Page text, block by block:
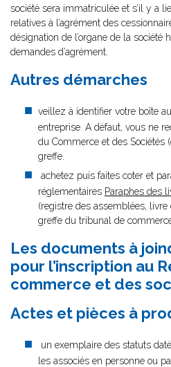
société sera immatriculée et s’il y a
relatives à l’agrément des
désignation de l’organe de la société
demandes d’agrément.
Autres démarches
veillez à identifier votre boîte
entreprise. A défaut, vous ne
du Commerce et des Sociétés
greffe.
achetez puis faites coter et
réglementaires Paraphes des
(registre des assemblées, livre
greffe du tribunal de
Les documents à
pour l’inscription au
commerce et des
Actes et pièces à
un exemplaire des statuts
les associés en personne ou